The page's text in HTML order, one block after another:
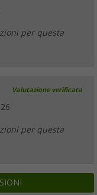
per questa
Valutazione verificata
per questa